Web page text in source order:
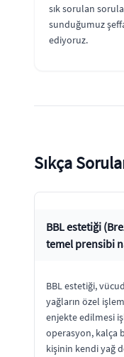
sık sorulan
sunduğumuz
ediyoruz.
Sıkça
BBL estetiği
temel prensibi
BBL estetiği,
yağların özel
enjekte edilmesi
operasyon, kalça
kişinin kendi yağ